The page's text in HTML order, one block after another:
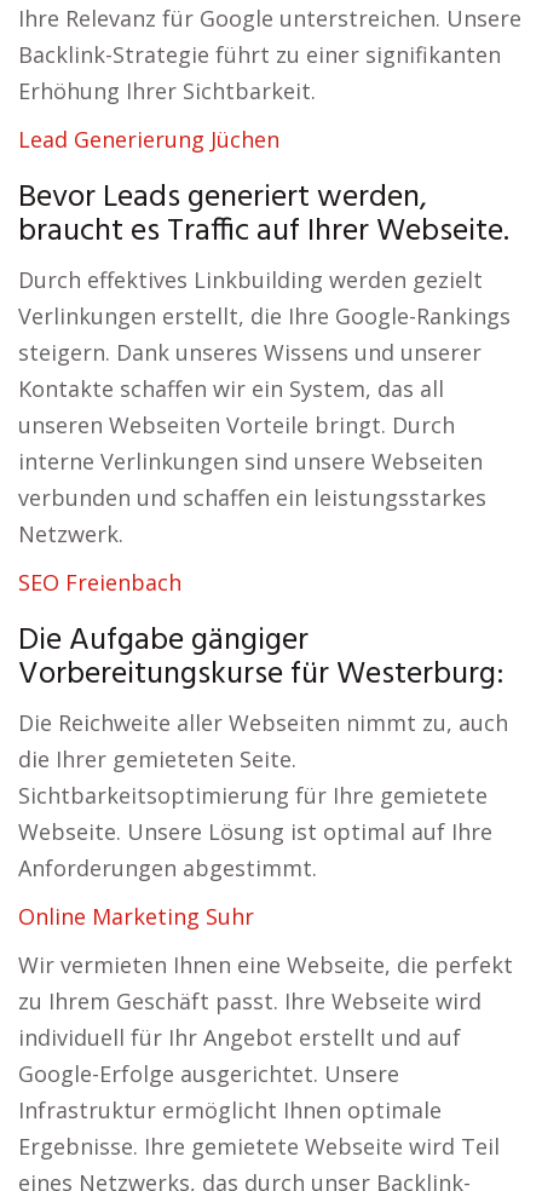
Ihre Relevanz für Google unterstreichen. Unsere
Backlink-Strategie führt zu einer signifikanten
Erhöhung Ihrer Sichtbarkeit.
Lead Generierung Jüchen
Bevor Leads generiert werden,
braucht es Traffic auf Ihrer Webseite.
Durch effektives Linkbuilding werden gezielt
Verlinkungen erstellt, die Ihre Google-Rankings
steigern. Dank unseres Wissens und unserer
Kontakte schaffen wir ein System, das all
unseren Webseiten Vorteile bringt. Durch
interne Verlinkungen sind unsere Webseiten
verbunden und schaffen ein leistungsstarkes
Netzwerk.
SEO Freienbach
Die Aufgabe gängiger
Vorbereitungskurse für Westerburg:
Die Reichweite aller Webseiten nimmt zu, auch
die Ihrer gemieteten Seite.
Sichtbarkeitsoptimierung für Ihre gemietete
Webseite. Unsere Lösung ist optimal auf Ihre
Anforderungen abgestimmt.
Online Marketing Suhr
Wir vermieten Ihnen eine Webseite, die perfekt
zu Ihrem Geschäft passt. Ihre Webseite wird
individuell für Ihr Angebot erstellt und auf
Google-Erfolge ausgerichtet. Unsere
Infrastruktur ermöglicht Ihnen optimale
Ergebnisse. Ihre gemietete Webseite wird Teil
eines Netzwerks, das durch unser Backlink-